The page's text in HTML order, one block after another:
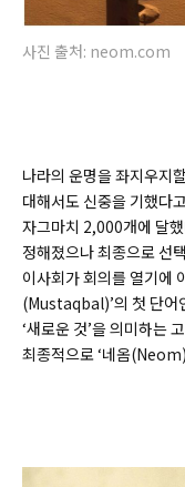
사진 출처: neom.com
나라의 운명을 좌지우지
대해서도 신중을 기했다
자그마치 2,000개에 달
정해졌으나 최종으로 선
이사회가 회의를 열기에
(Mustaqbal)’의 첫 단어
‘새로운 것’을 의미하는
최종적으로 ‘네옴(